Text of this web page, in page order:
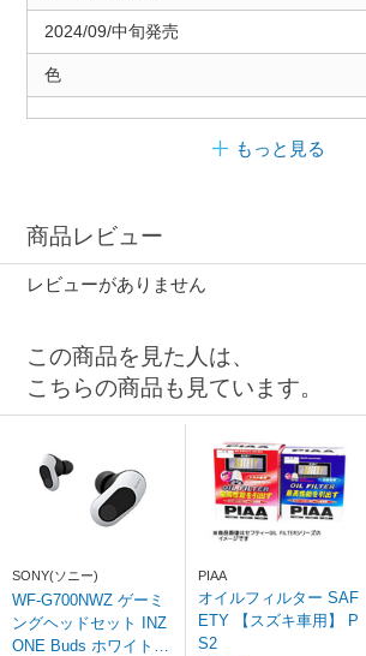
2024/09/中旬発売
色
もっと見る
商品レビュー
レビューがありません
この商品を見た人は、
こちらの商品も見ています。
SONY(ソニー)
WF-G700NWZ ゲーミ
ングヘッドセット INZ
ONE Buds ホワイト
PIAA
オイルフィルター SAF
ETY 【スズキ車用】 P
S2